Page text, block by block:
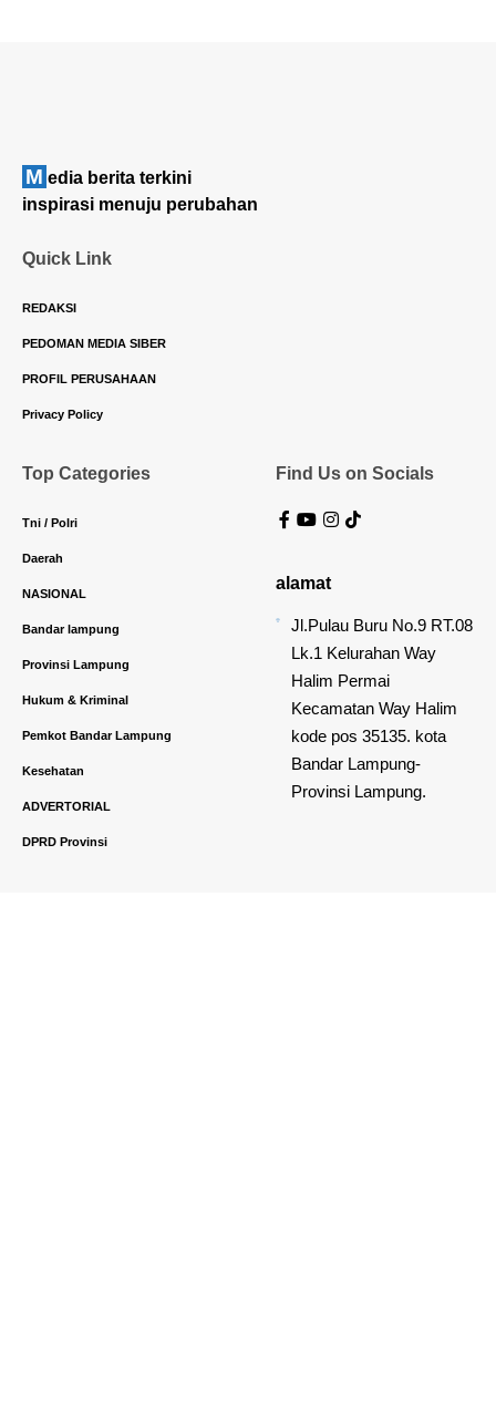
M edia berita terkini
inspirasi menuju perubahan
Quick Link
REDAKSI
PEDOMAN MEDIA SIBER
PROFIL PERUSAHAAN
Privacy Policy
Top Categories
Tni / Polri
Daerah
NASIONAL
Bandar lampung
Provinsi Lampung
Hukum & Kriminal
Pemkot Bandar Lampung
Kesehatan
ADVERTORIAL
DPRD Provinsi
Find Us on Socials
alamat
Jl.Pulau Buru No.9 RT.08
Lk.1 Kelurahan Way
Halim Permai
Kecamatan Way Halim
kode pos 35135. kota
Bandar Lampung-
Provinsi Lampung.